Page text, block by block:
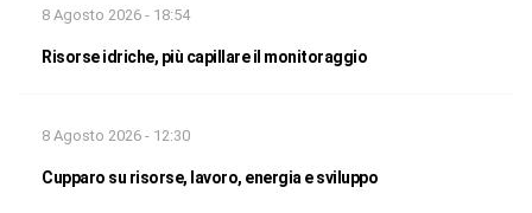
8 Agosto 2026 - 18:54
Risorse idriche, più capillare il monitoraggio
8 Agosto 2026 - 12:30
Cupparo su risorse, lavoro, energia e sviluppo